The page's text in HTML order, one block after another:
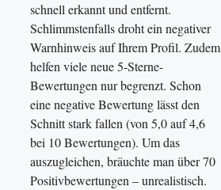
schnell erkannt und entfernt.
Schlimmstenfalls droht ein negativer
Warnhinweis auf Ihrem Profil. Zudem
helfen viele neue 5-Sterne-
Bewertungen nur begrenzt. Schon
eine negative Bewertung lässt den
Schnitt stark fallen (von 5,0 auf 4,6
bei 10 Bewertungen). Um das
auszugleichen, bräuchte man über 70
Positivbewertungen – unrealistisch.